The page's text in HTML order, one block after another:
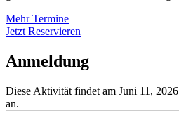
Mehr Termine
Jetzt Reservieren
Anmeldung
Diese Aktivität findet am Juni 11,
an.